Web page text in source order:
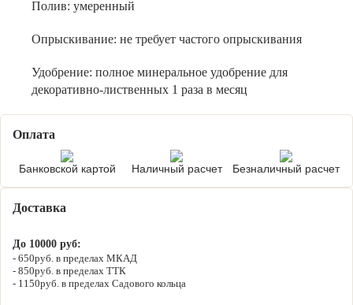
Полив: умеренный
Опрыскивание: не требует частого опрыскивания
Удобрение: полное минеральное удобрение для
декоративно-лиственных 1 раза в месяц
Оплата
Банковской картой Наличный расчет Безналичный расчет
Доставка
До 10000 руб:
650руб. в пределах МКАД
850руб. в пределах ТТК
1150руб. в пределах Садового кольца